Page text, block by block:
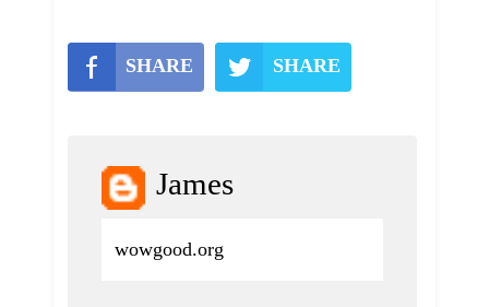
SHARE SHARE
James
wowgood.org